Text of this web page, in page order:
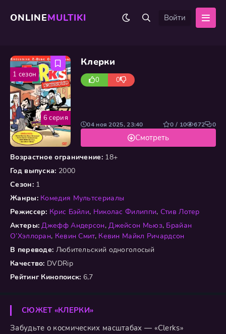
ONLINEMULTIKI Войти
Клерки
0 0
Возрастное ограничение:18+
Год выпуска: 2000
Сезон:1
Жанры: Комедия Мультсериалы
Режиссер: Крис Бэйли, Николас Филиппи, Стив Лотер
Актеры: Джефф Андерсон,Джейсон Мьюз, Брайан
О’Хэллоран, Кевин Смит, Кевин Майкл Ричардсон
В переводе: Любительский одноголосый
Качество: DVDRip
Рейтинг Кинопоиск: 6,7
Смотреть
04 ноя 2025, 23:40 0 / 10 672 0
6 серия
1 сезон
СЮЖЕТ «КЛЕРКИ»
Забудьте о космических масштабах — «Clerks»